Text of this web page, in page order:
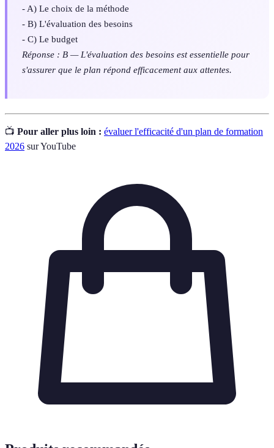
- A) Le choix de la méthode
- B) L'évaluation des besoins
- C) Le budget
Réponse : B — L'évaluation des besoins est essentielle pour
s'assurer que le plan répond efficacement aux attentes.
📺 Pour aller plus loin : évaluer l'efficacité d'un plan de formation
2026 sur YouTube